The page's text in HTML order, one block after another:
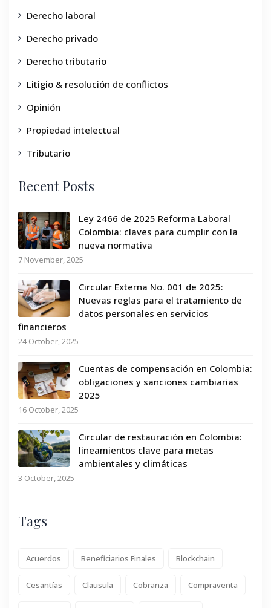
Derecho laboral
Derecho privado
Derecho tributario
Litigio & resolución de conflictos
Opinión
Propiedad intelectual
Tributario
Recent Posts
Ley 2466 de 2025 Reforma Laboral
Colombia: claves para cumplir con la
nueva normativa
7 November, 2025
Circular Externa No. 001 de 2025:
Nuevas reglas para el tratamiento de
datos personales en servicios
financieros
24 October, 2025
Cuentas de compensación en Colombia:
obligaciones y sanciones cambiarias
2025
16 October, 2025
Circular de restauración en Colombia:
lineamientos clave para metas
ambientales y climáticas
3 October, 2025
Tags
Acuerdos Beneficiarios Finales Blockchain
Cesantías Clausula Cobranza Compraventa